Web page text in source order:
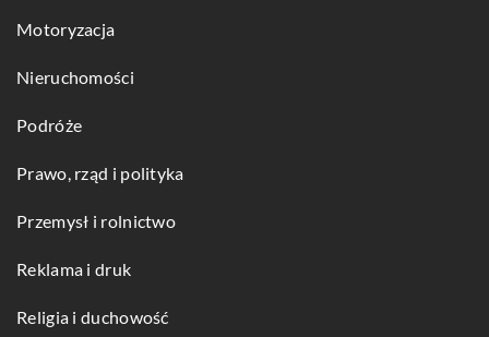
Motoryzacja
Nieruchomości
Podróże
Prawo, rząd i polityka
Przemysł i rolnictwo
Reklama i druk
Religia i duchowość